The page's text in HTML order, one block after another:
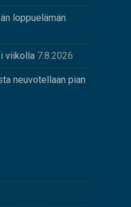
loppuelämän
viikolla 7.8.2026
neuvotellaan pian